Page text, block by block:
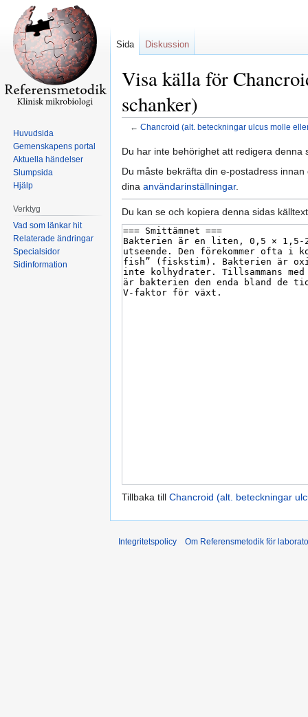
Visa källa för
schanker)
← Chancroid (alt. beteckningar ulcus molle
Hoppa
till
navigering
Hoppa
till
sök
Du har inte behörighet att redigera denna
Du måste bekräfta din e-postadress
dina användarinställningar.
Du kan se och kopiera denna sidas
Tillbaka till Chancroid (alt. beteckningar
Sida Diskussion
Huvudsida
Gemenskapens portal
Aktuella händelser
Slumpsida
Hjälp
Verktyg
Vad som länkar hit
Relaterade ändringar
Specialsidor
Sidinformation
Integritetspolicy Om Referensmetodik för